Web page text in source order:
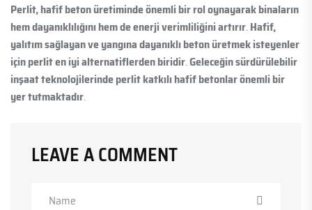
Perlit, hafif beton üretiminde önemli bir rol oynayarak binaların
hem dayanıklılığını hem de enerji verimliliğini artırır.Hafif,
yalıtım sağlayan ve yangına dayanıklı beton üretmek isteyenler
için perlit en iyi alternatiflerden biridir.Geleceğin sürdürülebilir
inşaat teknolojilerinde perlit katkılı hafif betonlar önemli bir
yer tutmaktadır.
LEAVE A COMMENT